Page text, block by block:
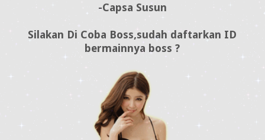
-Capsa Susun
Silakan Di Coba Boss,sudah daftarkan ID
bermainnya boss ?